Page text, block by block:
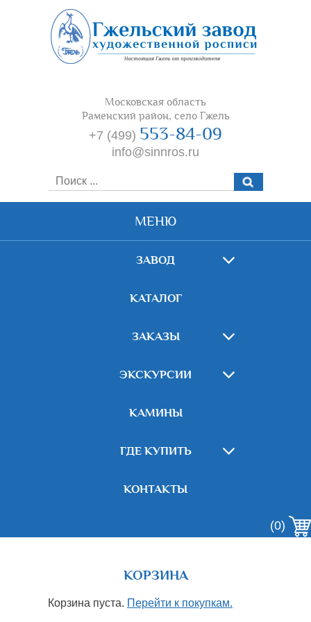
Московская область
Раменский район, село Гжель
+7 (499) 553-84-09
info@sinnros.ru
МЕНЮ
ЗАВОД
КАТАЛОГ
ЗАКАЗЫ
ЭКСКУРСИИ
КАМИНЫ
ГДЕ КУПИТЬ
КОНТАКТЫ
(0)
КОРЗИНА
Корзина пуста. Перейти к покупкам.